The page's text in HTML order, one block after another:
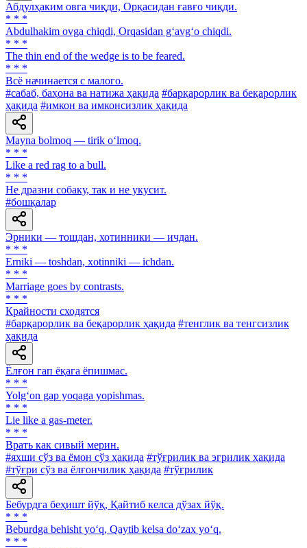
Абдулҳаким овга чиқди, Орқасидан ғавғо чиқди.
* * *
Abdulhakim ovga chiqdi, Orqasidan g‘avg‘o chiqdi.
* * *
The thin end of the wedge is to be feared.
* * *
Всё начинается с малого.
#сабаб, баҳона ва натижа ҳақида #барқарорлик ва беқарорлик
ҳақида #имкон ва имконсизлик ҳақида
Mayna bolmoq — tirik o‘lmoq.
* * *
Like a red rag to a bull.
* * *
He дразни собаку, так и не укусит.
#бошқалар
Эрники — тошдан, хотинники — ичдан.
* * *
Erniki — tоshdan, xotinniki — ichdan.
* * *
Marriage goes by contrasts.
* * *
Крайности сходятся
#барқарорлик ва беқарорлик ҳақида #тенглик ва тенгсизлик
ҳақида
Ёлғон гап ёқага ёпишмас.
* * *
Yolg‘on gap yoqaga yopishmas.
* * *
Lie like a gas-meter.
* * *
Врать как сивый мерин.
#яхши сўз ва ёмон сўз ҳақида #тўғрилик ва эгрилик ҳақида
#тўғри сўз ва ёлғончилик ҳақида #тўғрилик
Бебурдга беҳишт йўқ, Қайтиб келса дўзах йўқ.
* * *
Beburdga behisht yo‘q, Qaytib kelsa do‘zax yo‘q.
* * *